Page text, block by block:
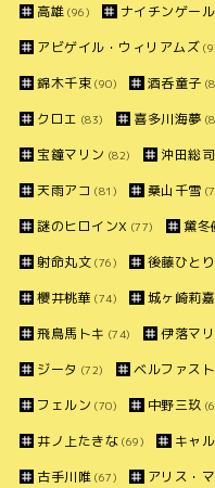
高雄 (96) ナイチンゲール
アビゲイル・ウィリアムズ
錦木千束 (90) 酒呑童子
クロエ (83) 喜多川海夢
宝鐘マリン (82) 沖田総司
天雨アコ (81) 桑山千雪
謎のヒロインX (77) 黛冬
射命丸文 (76) 後藤ひとり
櫻井桃華 (74) 城ヶ崎莉嘉
飛鳥馬トキ (74) 伊落マ
ジータ (72) ベルファスト
フェルン (70) 中野三玖
井ノ上たきな (69) キャル
古手川唯 (67) アリス・